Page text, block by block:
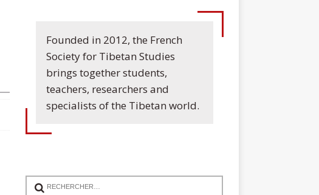
Founded in 2012, the French
Society for Tibetan Studies
brings together students,
teachers, researchers and
specialists of the Tibetan world.